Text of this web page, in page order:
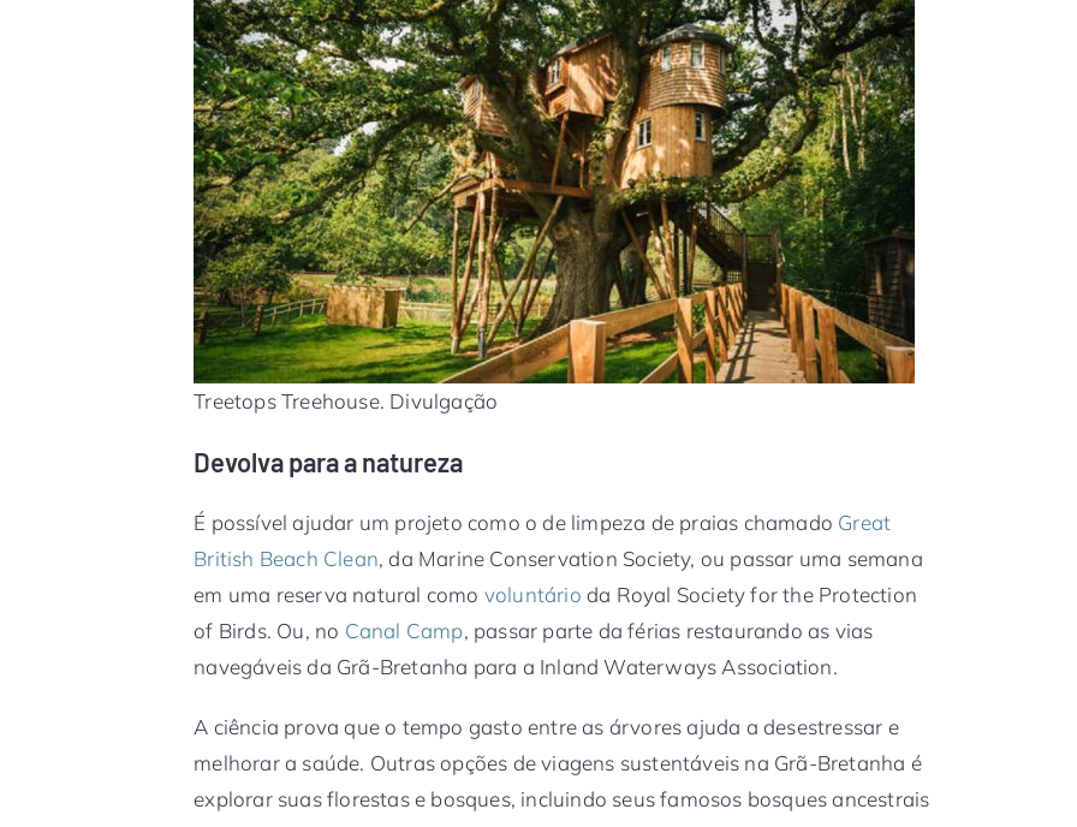
Treetops Treehouse. Divulgação
Devolva para a natureza
É possível ajudar um projeto como o de limpeza de praias chamado Great
British Beach Clean, da Marine Conservation Society, ou passar uma semana
em uma reserva natural como voluntário da Royal Society for the Protection
of Birds. Ou, no Canal Camp, passar parte da férias restaurando as vias
navegáveis da Grã-Bretanha para a Inland Waterways Association.
A ciência prova que o tempo gasto entre as árvores ajuda a desestressar e
melhorar a saúde. Outras opções de viagens sustentáveis na Grã-Bretanha é
explorar suas florestas e bosques, incluindo seus famosos bosques ancestrais